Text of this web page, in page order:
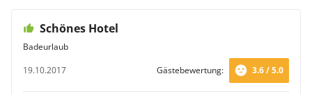
Schönes Hotel
Badeurlaub
19.10.2017
Gästebewertung: 3.6 / 5.0